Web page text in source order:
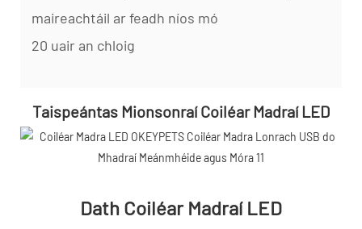
maireachtáil ar feadh níos mó
20 uair an chloig
Taispeántas Mionsonraí Coiléar Madraí LED
Dath Coiléar Madraí LED